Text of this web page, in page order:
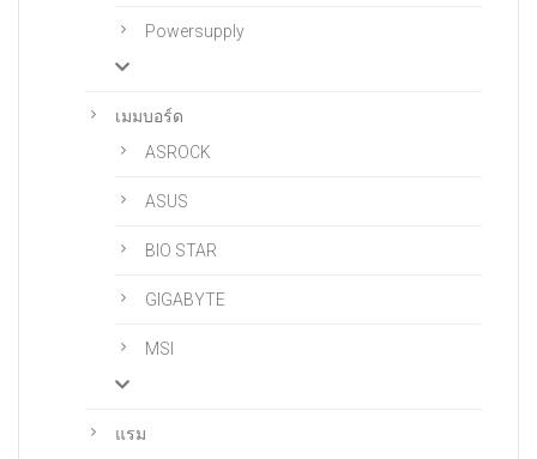
Powersupply
เมมบอร์ด
ASROCK
ASUS
BIO STAR
GIGABYTE
MSI
แรม